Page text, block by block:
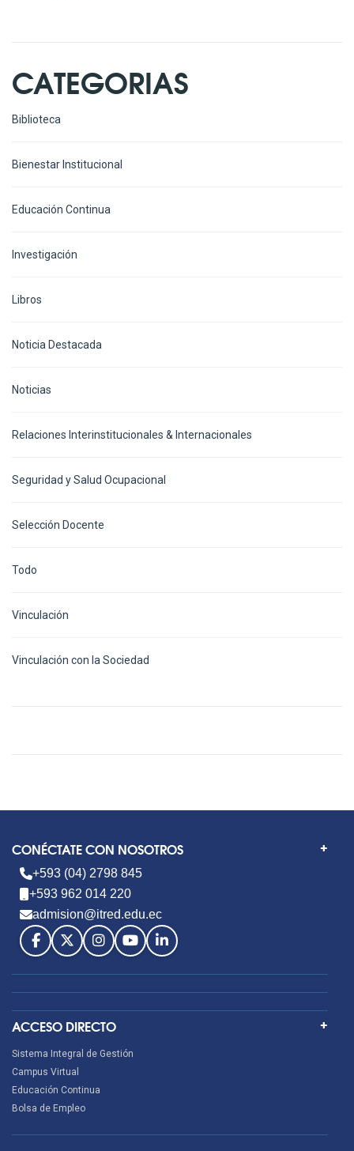
CATEGORIAS
Biblioteca
Bienestar Institucional
Educación Continua
Investigación
Libros
Noticia Destacada
Noticias
Relaciones Interinstitucionales & Internacionales
Seguridad y Salud Ocupacional
Selección Docente
Todo
Vinculación
Vinculación con la Sociedad
CONÉCTATE CON NOSOTROS
+593 (04) 2798 845
+593 962 014 220
admision@itred.edu.ec
ACCESO DIRECTO
Sistema Integral de Gestión
Campus Virtual
Educación Continua
Bolsa de Empleo